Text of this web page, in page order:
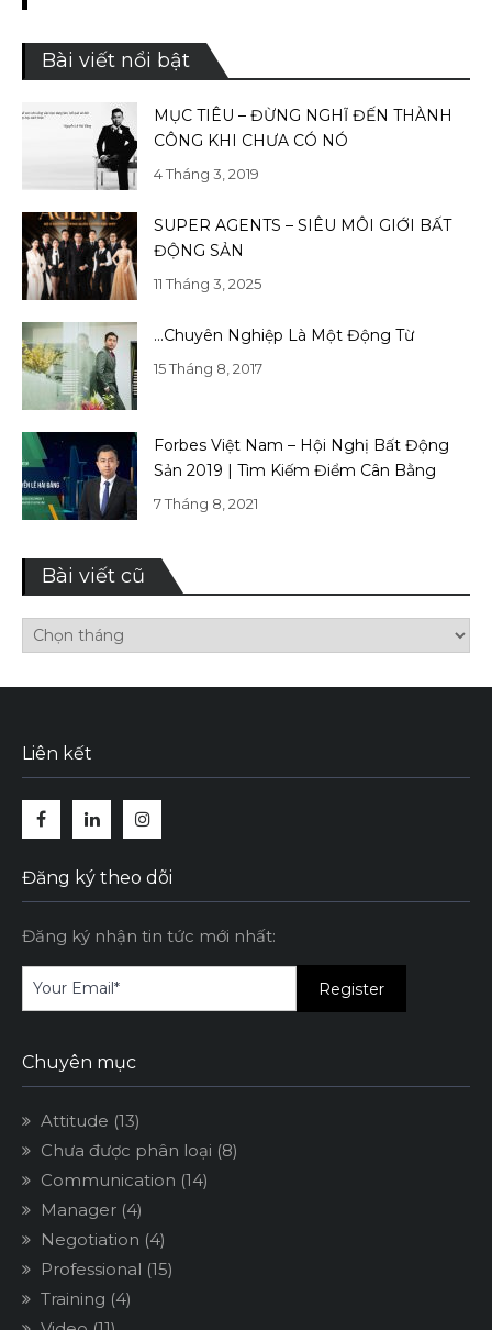
Bài viết nổi bật
MỤC TIÊU – ĐỪNG NGHĨ ĐẾN THÀNH
CÔNG KHI CHƯA CÓ NÓ
4 Tháng 3, 2019
SUPER AGENTS – SIÊU MÔI GIỚI BẤT
ĐỘNG SẢN
11 Tháng 3, 2025
…Chuyên Nghiệp Là Một Động Từ
15 Tháng 8, 2017
Forbes Việt Nam – Hội Nghị Bất Động
Sản 2019 | Tìm Kiếm Điểm Cân Bằng
7 Tháng 8, 2021
Bài viết cũ
Bài
viết
Liên kết
Đăng ký theo dõi
Đăng ký nhận tin tức mới nhất:
Chuyên mục
Attitude (13)
Chưa được phân loại (8)
Communication (14)
Manager (4)
Negotiation (4)
Professional (15)
Training (4)